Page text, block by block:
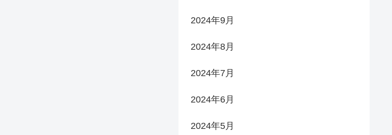
2024年9月
2024年8月
2024年7月
2024年6月
2024年5月